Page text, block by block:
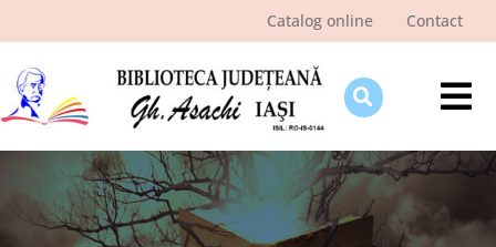
Catalog online Contact
Despre bibliotecă
Pagina cititorului